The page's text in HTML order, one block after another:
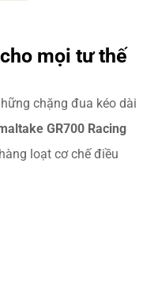
mọi tư thế
chặng đua kéo dài
GR700 Racing
loạt cơ chế điều